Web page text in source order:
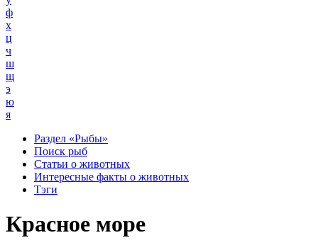
ф
х
ц
ч
ш
щ
э
ю
я
Раздел «Рыбы»
Поиск рыб
Статьи о животных
Интересные факты о животных
Тэги
Красное море